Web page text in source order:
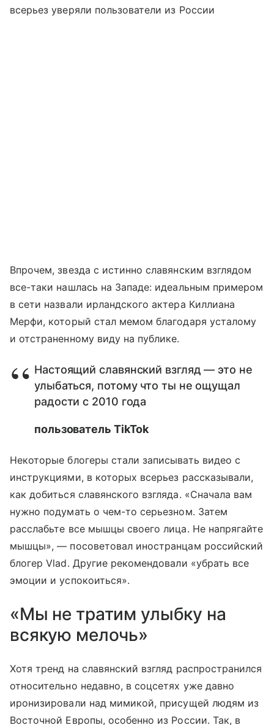
всерьез уверяли пользователи из России
Впрочем, звезда с истинно славянским взглядом
все-таки нашлась на Западе: идеальным примером
в сети назвали ирландского актера Киллиана
Мерфи, который стал мемом благодаря усталому
и отстраненному виду на публике.
Настоящий славянский взгляд — это не
улыбаться, потому что ты не ощущал
радости с 2010 года
пользователь TikTok
Некоторые блогеры стали записывать видео с
инструкциями, в которых всерьез рассказывали,
как добиться славянского взгляда. «Сначала вам
нужно подумать о чем-то серьезном. Затем
расслабьте все мышцы своего лица. Не напрягайте
мышцы», — посоветовал иностранцам российский
блогер Vlad. Другие рекомендовали «убрать все
эмоции и успокоиться».
«Мы не тратим улыбку на
всякую мелочь»
Хотя тренд на славянский взгляд распространился
относительно недавно, в соцсетях уже давно
иронизировали над мимикой, присущей людям из
Восточной Европы, особенно из России. Так, в